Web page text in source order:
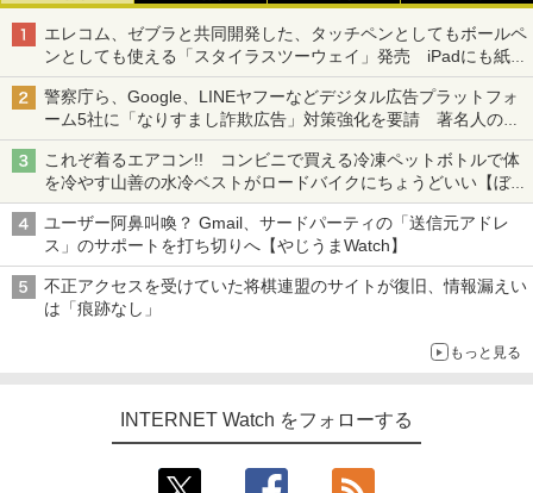
エレコム、ゼブラと共同開発した、タッチペンとしてもボールペ
ンとしても使える「スタイラスツーウェイ」発売 iPadにも紙に
も、持ち替えずに書き込める
警察庁ら、Google、LINEヤフーなどデジタル広告プラットフォ
ーム5社に「なりすまし詐欺広告」対策強化を要請 著名人の写
真や映像を使った投資詐欺などへの対策として
これぞ着るエアコン!! コンビニで買える冷凍ペットボトルで体
を冷やす山善の水冷ベストがロードバイクにちょうどいい【ぼっ
ち・ざ・ろーど！その14】【空いた時間でなにしてる？】
ユーザー阿鼻叫喚？ Gmail、サードパーティの「送信元アドレ
ス」のサポートを打ち切りへ【やじうまWatch】
不正アクセスを受けていた将棋連盟のサイトが復旧、情報漏えい
は「痕跡なし」
もっと見る
INTERNET Watch をフォローする